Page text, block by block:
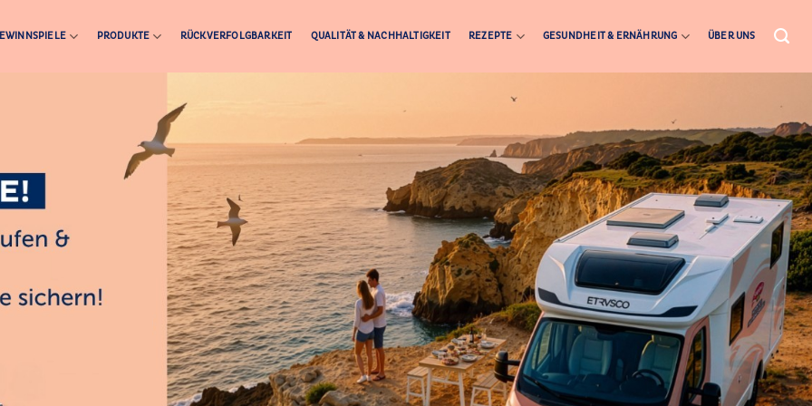
PRODUKTE RÜCKVERFOLGBARKEIT QUALITÄT & NACHHALTIGKEIT REZEPTE GESUNDHEIT & ERNÄHRUNG ÜBER UNS